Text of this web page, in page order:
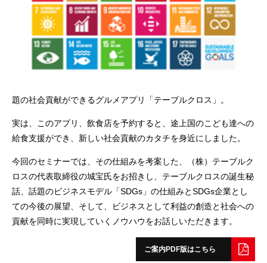
題の社会貢献ができるグルメアプリ「テーブルクロス」。
実は、このアプリ、飲食店を予約すると、途上国のこども達への
給食支援ができ、新しい社会貢献のカタチを身近にしました。
今回のセミナーでは、その仕組みを考案した、（株）テーブルク
ロスの代表取締役の城宝氏をお招きし、テーブルクロスの誕生秘
話、話題のビジネスモデル「SDGs」の仕組みとSDGs企業とし
ての今後の展望、そして、ビジネスとして利益の創造と社会への
貢献を同時に実現していくノウハウをお話しいただきます。
ご案内PDF版はこちら